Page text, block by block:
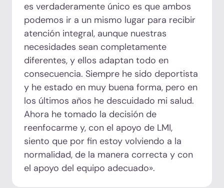
es verdaderamente único es que ambos
podemos ir a un mismo lugar para recibir
atención integral, aunque nuestras
necesidades sean completamente
diferentes, y ellos adaptan todo en
consecuencia. Siempre he sido deportista
y he estado en muy buena forma, pero en
los últimos años he descuidado mi salud.
Ahora he tomado la decisión de
reenfocarme y, con el apoyo de LMI,
siento que por fin estoy volviendo a la
normalidad, de la manera correcta y con
el apoyo del equipo adecuado».